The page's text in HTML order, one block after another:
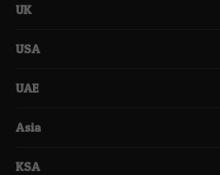
UK
USA
UAE
Asia
KSA